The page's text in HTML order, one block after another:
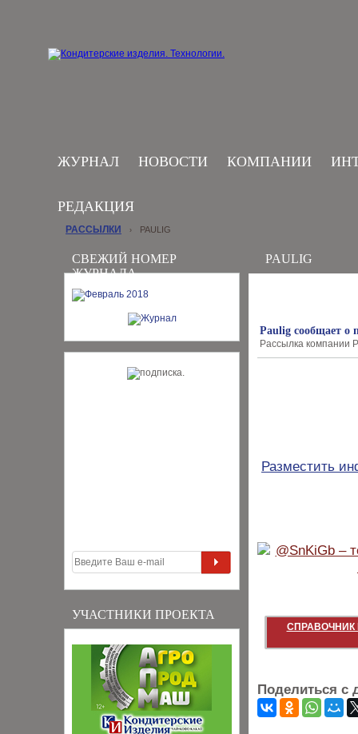
ЖУРНАЛ НОВОСТИ КОМПАНИИ
РЕДАКЦИЯ
СВЕЖИЙ НОМЕР
ЖУРНАЛА
УЧАСТНИКИ ПРОЕКТА
РАССЫЛКИ › PAULIG
PAULIG
Paulig сообщает о
Рассылка компании
Разместить
СПРАВОЧНИК
Поделиться с